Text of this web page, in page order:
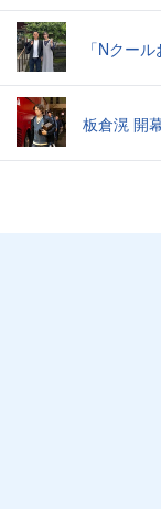
「Nクー
板倉滉 開